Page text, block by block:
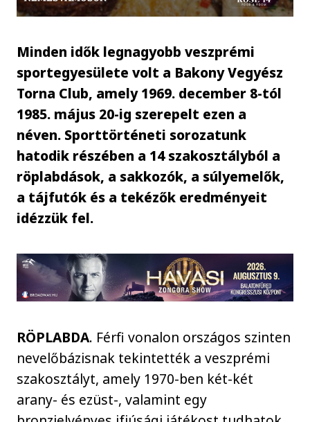
Minden idők legnagyobb veszprémi
sportegyesülete volt a Bakony Vegyész
Torna Club, amely 1969. december 8-tól
1985. május 20-ig szerepelt ezen a
néven. Sporttörténeti sorozatunk
hatodik részében a 14 szakosztályból a
röplabdások, a sakkozók, a súlyemelők,
a tájfutók és a tekézők eredményeit
idézzük fel.
RÖPLABDA. Férfi vonalon országos szinten
nevelőbázisnak tekintették a veszprémi
szakosztályt, amely 1970-ben két-két
arany- és ezüst-, valamint egy